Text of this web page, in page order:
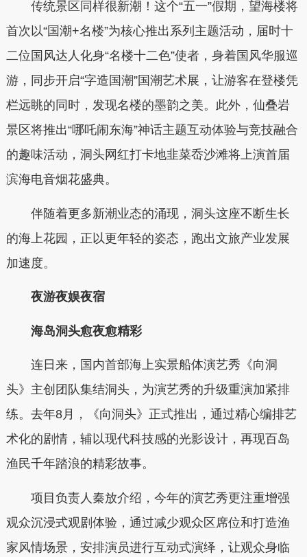
传统景区同样很新潮！这个“五一”假期，望海楼将
首次以“国潮+名楼”为核心推出系列主题活动，届时十
二位国风达人化身“名楼十二色”使者，身着国风华服巡
游，同步开启“字造国潮”国潮艺术展，让游客在登楼凭
栏远眺的同时，发现名楼的墨韵之美。此外，仙叠岩
景区将推出“哪吒闹东海”神话主题互动体验与竞技融合
的趣味活动，洞头网红打卡地韭菜岙沙滩将上演首届
滨海电音烟花盛典。
伴随着更多新潮业态的涌现，洞头这座不断生长
的海上花园，正以更年轻的姿态，跑出文旅产业发展
加速度。
夜游夜娱夜宿
海岛洞头愈夜愈精彩
连日来，国内首部海上实景船体演艺秀《向洞
头》主创团队集结洞头，为演艺秀的升级重演加紧排
练。去年8月，《向洞头》正式推出，通过精心编排艺
术化的剧情，辅以现代科技感的光影设计，再现百岛
渔民千年踏浪的精彩故事。
项目负责人秦放介绍，今年的演艺秀更注重增强
观众沉浸式观剧体验，通过减少观众区席位和打造渔
家风情场景，安排演员进行互动式演绎，让观众身临